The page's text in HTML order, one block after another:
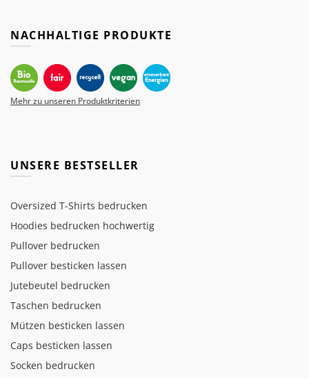
NACHHALTIGE PRODUKTE
Mehr zu unseren Produktkriterien
UNSERE BESTSELLER
Oversized T-Shirts bedrucken
Hoodies bedrucken hochwertig
Pullover bedrucken
Pullover besticken lassen
Jutebeutel bedrucken
Taschen bedrucken
Mützen besticken lassen
Caps besticken lassen
Socken bedrucken